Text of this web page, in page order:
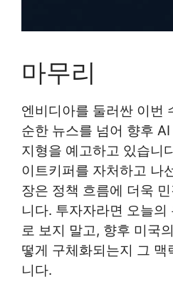
마무리
엔비디아를 둘러싼 이번
순한 뉴스를 넘어 향후
지형을 예고하고 있습니
이트키퍼를 자처하고 나
장은 정책 흐름에 더욱
니다. 투자자라면 오늘
로 보지 말고, 향후 미국
떻게 구체화되는지 그
니다.